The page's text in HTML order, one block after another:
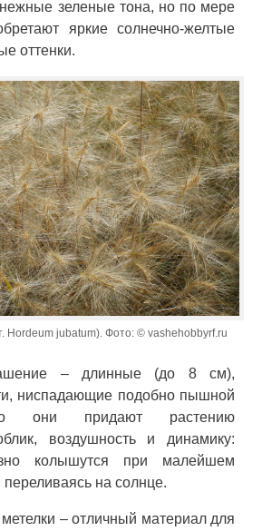
зеленые тона, но по мере
яркие солнечно-желтые
оттенки.
Hordeum jubatum). Фото: © vashehobbyrf.ru
– длинные (до 8 см),
ниспадающие подобно пышной
они придают растению
воздушность и динамику:
колышутся при малейшем
переливаясь на солнце.
– отличный материал для